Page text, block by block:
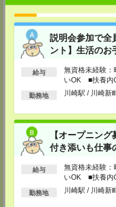
説明会参加で全
ント】生活のお
給与
無資格未経験
いOK ■扶養内
以上
勤務地 川崎駅 / 川崎新
【オープニン
付き添いも仕事
給与
無資格未経験
いOK ■扶養内
以上
勤務地 川崎駅 / 川崎新
メディカルケア事業部 新宿
東京都新宿区新宿2-3-10 新宿
TEL：0120-457-235
MAIL：tenshoku@nikken-ts.jp
担当：採用担当
メディカルケア事業部 立川
東京都立川市錦町1-12-14
TEL：0120-934-200
MAIL：tenshoku@nikken-ts.jp
メディカルケア事業部 町田
東京都町田市森野1-7-23 大樹
TEL：0120-453-285
MAIL：tenshoku@nikken-ts.jp
担当：採用担当
メディカルケア事業部 横浜
神奈川県横浜市保土ケ谷区神